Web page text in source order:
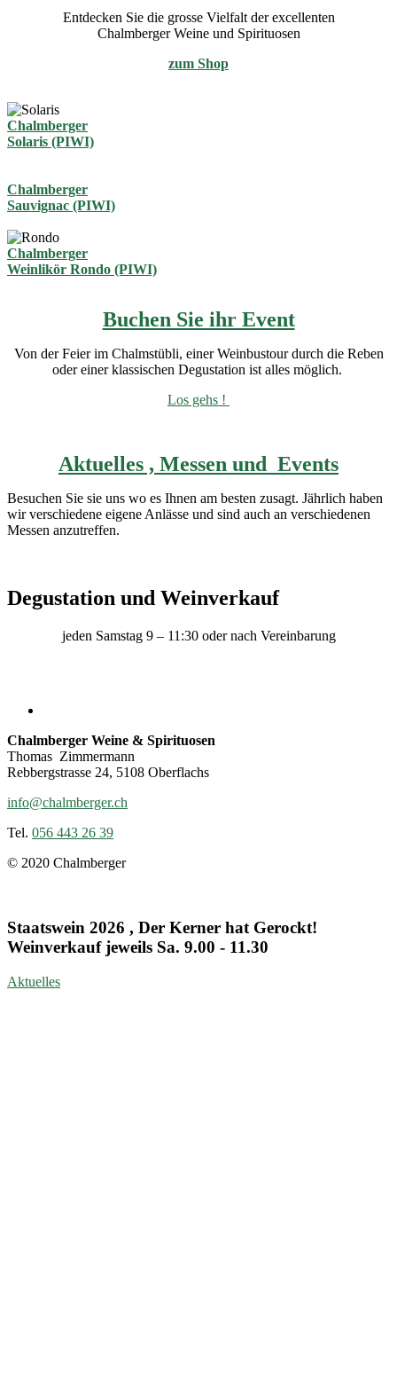
Entdecken Sie die grosse Vielfalt der excellenten
Chalmberger Weine und Spirituosen
zum Shop
Chalmberger
Solaris (PIWI)
Chalmberger
Sauvignac (PIWI)
Chalmberger
Weinlikör Rondo (PIWI)
Buchen Sie ihr Event
Von der Feier im Chalmstübli, einer Weinbustour durch die Reben
oder einer klassischen Degustation ist alles möglich.
Los gehs !
Aktuelles , Messen und Events
Besuchen Sie sie uns wo es Ihnen am besten zusagt. Jährlich haben
wir verschiedene eigene Anlässe und sind auch an verschiedenen
Messen anzutreffen.
Degustation und Weinverkauf
jeden Samstag 9 – 11:30 oder nach Vereinbarung
Chalmberger Weine & Spirituosen
Thomas Zimmermann
Rebbergstrasse 24, 5108 Oberflachs
info@chalmberger.ch
Tel. 056 443 26 39
© 2020 Chalmberger
Staatswein 2026 , Der Kerner hat Gerockt!
Weinverkauf jeweils Sa. 9.00 - 11.30
Aktuelles